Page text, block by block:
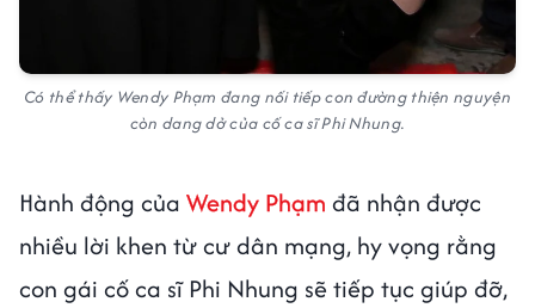
Có thể thấy Wendy Phạm đang nối tiếp con đường thiện nguyện
còn dang dở của cố ca sĩ Phi Nhung.
Hành động của Wendy Phạm đã nhận được
nhiều lời khen từ cư dân mạng, hy vọng rằng
con gái cố ca sĩ Phi Nhung sẽ tiếp tục giúp đỡ,